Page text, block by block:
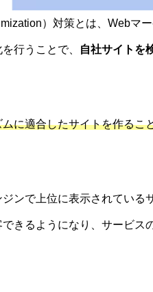
）対策とは、Webマ
行うことで、 自社サイトを
に適合したサイトを作る
ンで上位に表示されている
きるようになり、サービス